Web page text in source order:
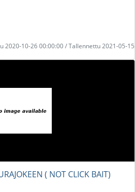
2020-10-26 00:00:00 / Tallennettu 2021-05-15
( NOT CLICK BAIT)